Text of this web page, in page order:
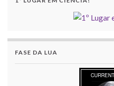
FASE DA LUA